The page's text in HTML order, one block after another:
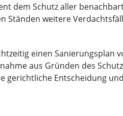
dem Schutz aller
weitere
einen Sanierungsplan
aus Gründen des
Entscheidung